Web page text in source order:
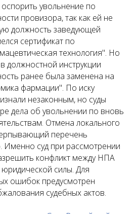
увольнение по
провизора, так как ей не
должность заведующей
сертификат по
технология". Но
должностной инструкции
ранее была заменена на
фармации". По иску
незаконным, но суды
дела об увольнении по вновь
Отмена локального
перечень
Именно суд при рассмотрении
конфликт между НПА
силы. Для
ошибок предусмотрен
судебных актов.